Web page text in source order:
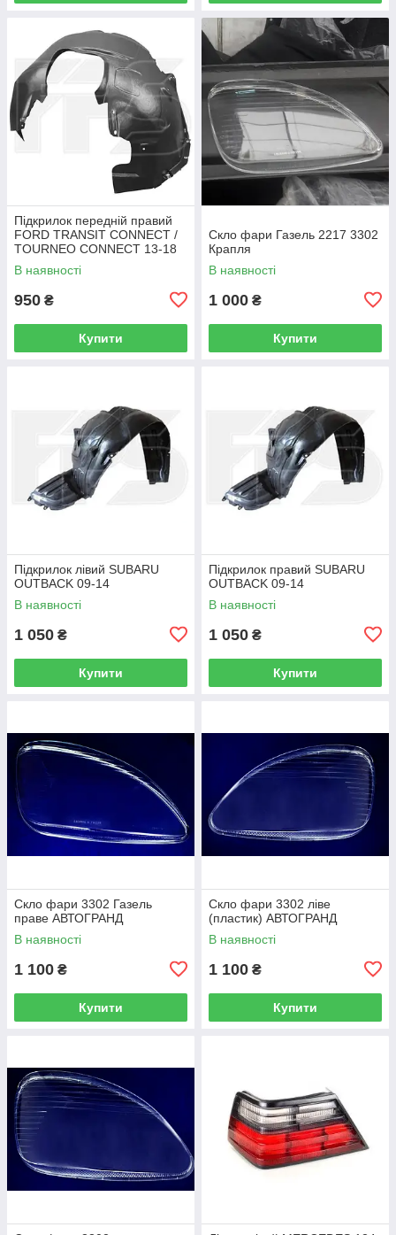
Підкрилок передній правий
FORD TRANSIT CONNECT /
TOURNEO CONNECT 13-18
В наявності
950 ₴
Купити
Скло фари Газель 2217 3302
Крапля
В наявності
1 000 ₴
Купити
Підкрилок лівий SUBARU
OUTBACK 09-14
В наявності
1 050 ₴
Купити
Підкрилок правий SUBARU
OUTBACK 09-14
В наявності
1 050 ₴
Купити
Скло фари 3302 Газель
праве АВТОГРАНД
В наявності
1 100 ₴
Купити
Скло фари 3302 ліве
(пластик) АВТОГРАНД
В наявності
1 100 ₴
Купити